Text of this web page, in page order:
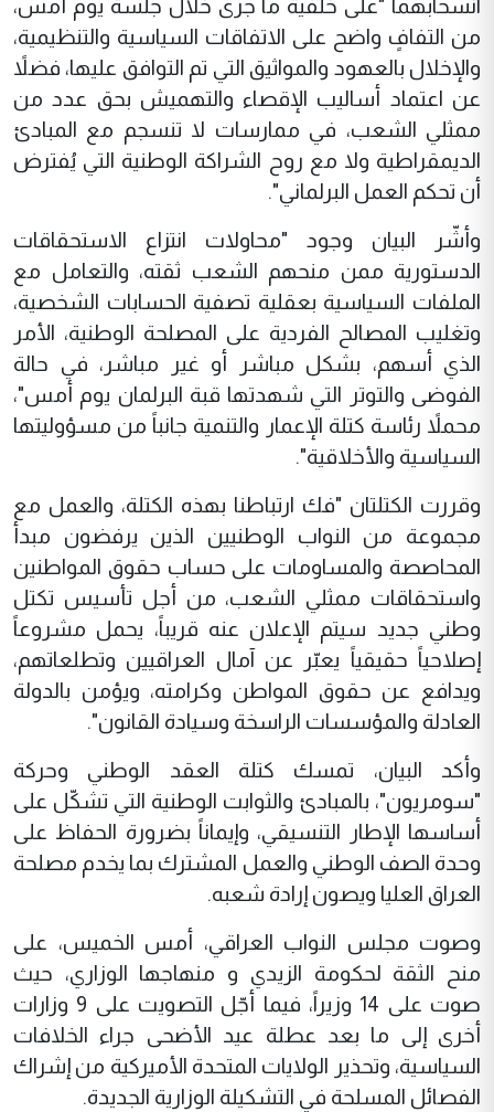
انسحابهما "على خلفية ما جرى خلال جلسة يوم أمس،
من التفافٍ واضح على الاتفاقات السياسية والتنظيمية،
والإخلال بالعهود والمواثيق التي تم التوافق عليها، فضلاً
عن اعتماد أساليب الإقصاء والتهميش بحق عدد من
ممثلي الشعب، في ممارسات لا تنسجم مع المبادئ
الديمقراطية ولا مع روح الشراكة الوطنية التي يُفترض
أن تحكم العمل البرلماني".
وأشّر البيان وجود "محاولات انتزاع الاستحقاقات
الدستورية ممن منحهم الشعب ثقته، والتعامل مع
الملفات السياسية بعقلية تصفية الحسابات الشخصية،
وتغليب المصالح الفردية على المصلحة الوطنية، الأمر
الذي أسهم، بشكل مباشر أو غير مباشر، في حالة
الفوضى والتوتر التي شهدتها قبة البرلمان يوم أمس"،
محملاً رئاسة كتلة الإعمار والتنمية جانباً من مسؤوليتها
السياسية والأخلاقية".
وقررت الكتلتان "فك ارتباطنا بهذه الكتلة، والعمل مع
مجموعة من النواب الوطنيين الذين يرفضون مبدأ
المحاصصة والمساومات على حساب حقوق المواطنين
واستحقاقات ممثلي الشعب، من أجل تأسيس تكتل
وطني جديد سيتم الإعلان عنه قريباً، يحمل مشروعاً
إصلاحياً حقيقياً يعبّر عن آمال العراقيين وتطلعاتهم،
ويدافع عن حقوق المواطن وكرامته، ويؤمن بالدولة
العادلة والمؤسسات الراسخة وسيادة القانون".
وأكد البيان، تمسك كتلة العقد الوطني وحركة
"سومريون"، بالمبادئ والثوابت الوطنية التي تشكّل على
أساسها الإطار التنسيقي، وإيماناً بضرورة الحفاظ على
وحدة الصف الوطني والعمل المشترك بما يخدم مصلحة
العراق العليا ويصون إرادة شعبه.
وصوت مجلس النواب العراقي، أمس الخميس، على
منح الثقة لحكومة الزيدي و منهاجها الوزاري، حيث
صوت على 14 وزيراً، فيما أجّل التصويت على 9 وزارات
أخرى إلى ما بعد عطلة عيد الأضحى جراء الخلافات
السياسية، وتحذير الولايات المتحدة الأميركية من إشراك
الفصائل المسلحة في التشكيلة الوزارية الجديدة.